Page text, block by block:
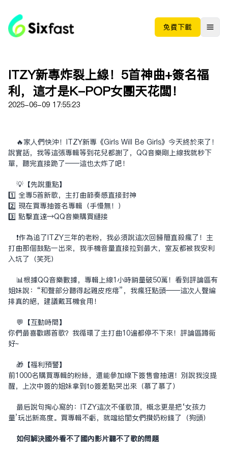
免费下载
ITZY新专炸裂上线！5首神曲+签名福
利，这才是K-POP女团天花板！
2025-06-09 17:55:23
🔥家人们快冲！ITZY新专《Girls Will Be Girls》今天终于来了！
说实话，我等这张专辑等到花儿都谢了，QQ音乐刚上线我就秒下
单，听完直接跪了——这也太炸了吧！
💡【先说重点】
1️⃣ 全专5首新歌，主打曲节奏感直接封神
2️⃣ 现在买专抽签名专辑（手慢无！）
3️⃣ 点击直达→QQ音乐购买链接
❗️作为追了ITZY三年的老粉，我必须说这次回归简直杀疯了！主
打曲那个鼓点一出来，我手机音量直接拉到最大，室友都被我安利
入坑了（笑死）
📊根据QQ音乐数据，专辑上线1小时销量破50万！看到评论区有
姐妹说：“和声部分听得起鸡皮疙瘩”，我疯狂点头——这次人声编
排真的绝，建议戴耳机食用！
💬【互动时间】
你们最喜欢哪首歌？我循环了主打曲10遍都停不下来！评论区蹲同
好~
🎁【福利预警】
前1000名购买专辑的粉丝，还能参加线下签售会抽选！别说我没提
醒，上次中签的姐妹拿到to签差点哭出来（慕了慕了）
最后说句掏心窝的：ITZY这次不仅歌顶，概念更是把‘女孩力
量’玩出新高度。买专辑不亏，就当给闺女们攒奶粉钱了（狗头）
如何解决国外看不了国内影片听不了歌的问题